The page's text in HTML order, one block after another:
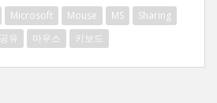
Microsoft Mouse MS
Sharing
공유 마우스 키보드